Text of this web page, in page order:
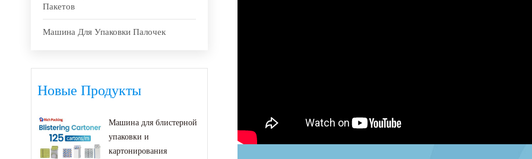
Пакетов
Машина Для Упаковки Палочек
Новые Продукты
Машина для блистерной
упаковки и
картонирования